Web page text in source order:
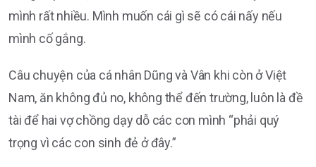
mình rất nhiều. Mình muốn cái gì sẽ có cái nấy nếu
mình cố gắng.
Câu chuyện của cá nhân Dũng và Vân khi còn ở Việt
Nam, ăn không đủ no, không thể đến trường, luôn là đề
tài để hai vợ chồng dạy dỗ các con mình “phải quý
trọng vì các con sinh đẻ ở đây.”